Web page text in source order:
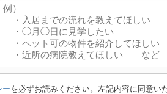
ーを必ずお読みください。左記内容に同意い